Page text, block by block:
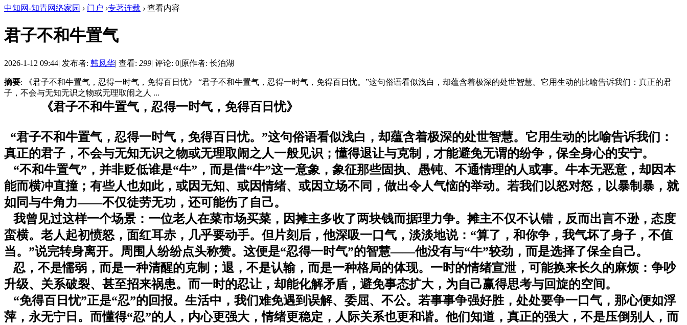
中知网-知青网络家园 › 门户 ›专著连载 › 查看内容
君子不和牛置气
2026-1-12 09:44| 发布者: 韩凤华| 查看: 299| 评论: 0|原作者: 长泊湖
摘要: 《君子不和牛置气，忍得一时气，免得百日忧》 “君子不和牛置气，忍得一时气，免得百日忧。”这句俗语看似浅白，却蕴含着极深的处世智慧。它用生动的比喻告诉我们：真正的君
子，不会与无知无识之物或无理取闹之人 ...
《君子不和牛置气，忍得一时气，免得百日忧》
“君子不和牛置气，忍得一时气，免得百日忧。”这句俗语看似浅白，却蕴含着极深的处世智慧。它用生动的比喻告诉我们：
真正的君子，不会与无知无识之物或无理取闹之人一般见识；懂得退让与克制，才能避免无谓的纷争，保全身心的安宁。
“不和牛置气”，并非贬低谁是“牛”，而是借“牛”这一意象，象征那些固执、愚钝、不通情理的人或事。牛本无恶意，却因本
能而横冲直撞；有些人也如此，或因无知、或因情绪、或因立场不同，做出令人气恼的举动。若我们以怒对怒，以暴制暴，就
如同与牛角力——不仅徒劳无功，还可能伤了自己。
我曾见过这样一个场景：一位老人在菜市场买菜，因摊主多收了两块钱而据理力争。摊主不仅不认错，反而出言不逊，态度
蛮横。老人起初愤怒，面红耳赤，几乎要动手。但片刻后，他深吸一口气，淡淡地说：“算了，和你争，我气坏了身子，不值
当。”说完转身离开。周围人纷纷点头称赞。这便是“忍得一时气”的智慧——他没有与“牛”较劲，而是选择了保全自己。
忍，不是懦弱，而是一种清醒的克制；退，不是认输，而是一种格局的体现。一时的情绪宣泄，可能换来长久的麻烦：争吵
升级、关系破裂、甚至招来祸患。而一时的忍让，却能化解矛盾，避免事态扩大，为自己赢得思考与回旋的空间。
“免得百日忧”正是“忍”的回报。生活中，我们难免遇到误解、委屈、不公。若事事争强好胜，处处要争一口气，那心便如浮
萍，永无宁日。而懂得“忍”的人，内心更强大，情绪更稳定，人际关系也更和谐。他们知道，真正的强大，不是压倒别人，而